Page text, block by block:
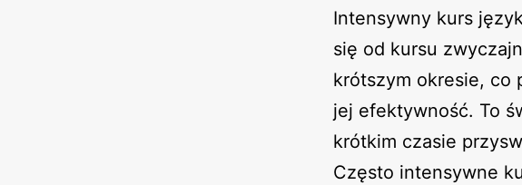
Intensywny kurs
się od kursu
krótszym okresie, co
jej efektywność. To
krótkim czasie
Często intensywne